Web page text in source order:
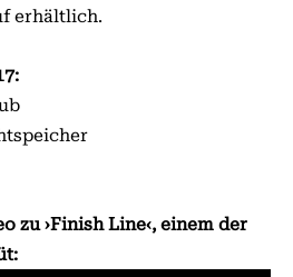
erhältlich.
zu ›Finish Line‹, einem der